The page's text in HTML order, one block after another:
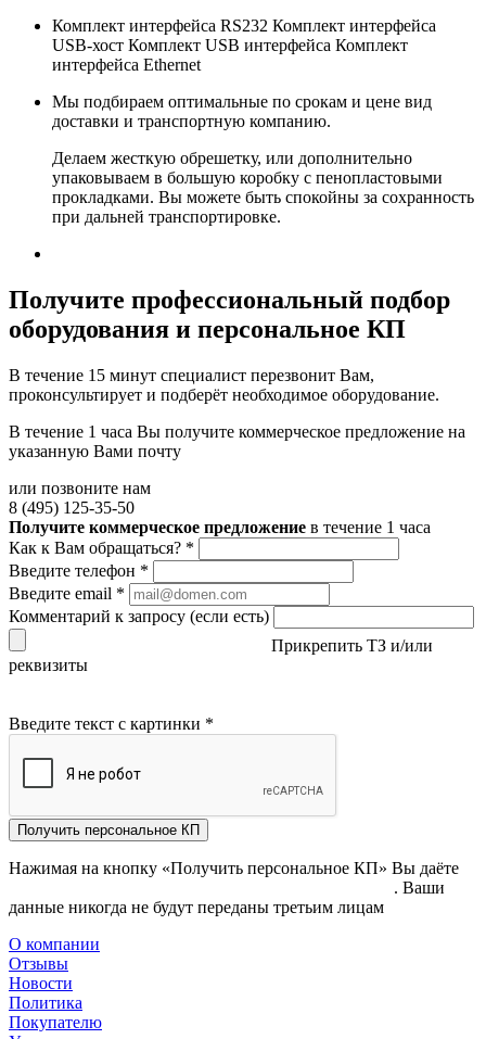
Комплект интерфейса RS232 Комплект интерфейса
USB-хост Комплект USB интерфейса Комплект
интерфейса Ethernet
Мы подбираем оптимальные по срокам и цене вид
доставки и транспортную компанию.
Делаем жесткую обрешетку, или дополнительно
упаковываем в большую коробку с пенопластовыми
прокладками. Вы можете быть спокойны за сохранность
при дальней транспортировке.
Получите профессиональный подбор
оборудования и персональное КП
В течение 15 минут специалист перезвонит Вам,
проконсультирует и подберёт необходимое оборудование.
В течение 1 часа Вы получите коммерческое предложение на
указанную Вами почту
или позвоните нам
8 (495) 125-35-50
Получите коммерческое предложение в течение 1 часа
Как к Вам обращаться? *
Введите телефон *
Введите email *
Комментарий к запросу (если есть)
Прикрепить ТЗ и/или
реквизиты
Введите текст с картинки *
Получить персональное КП
Нажимая на кнопку «Получить персональное КП» Вы даёте
. Ваши
данные никогда не будут переданы третьим лицам
О компании
Отзывы
Новости
Политика
Покупателю